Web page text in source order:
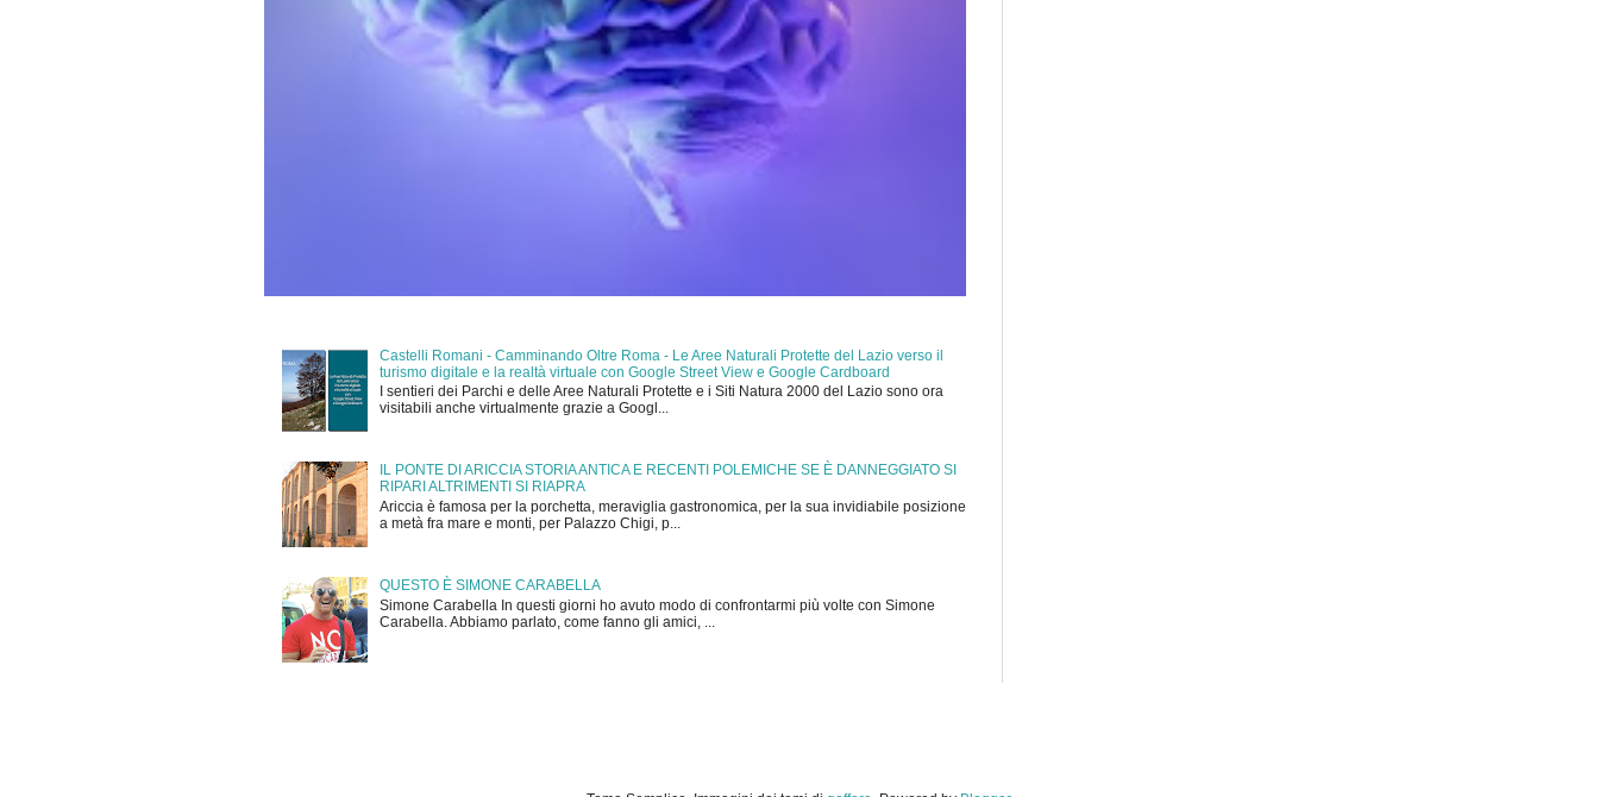
Castelli Romani - Camminando Oltre Roma - Le Aree Naturali Protette del Lazio verso il
turismo digitale e la realtà virtuale con Google Street View e Google Cardboard
I sentieri dei Parchi e delle Aree Naturali Protette e i Siti Natura 2000 del Lazio sono ora
visitabili anche virtualmente grazie a Googl...
IL PONTE DI ARICCIA STORIA ANTICA E RECENTI POLEMICHE SE È DANNEGGIATO SI
RIPARI ALTRIMENTI SI RIAPRA
Ariccia è famosa per la porchetta, meraviglia gastronomica, per la sua invidiabile posizione
a metà fra mare e monti, per Palazzo Chigi, p...
QUESTO È SIMONE CARABELLA
Simone Carabella In questi giorni ho avuto modo di confrontarmi più volte con Simone
Carabella. Abbiamo parlato, come fanno gli amici, ...